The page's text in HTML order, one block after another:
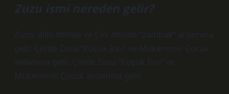
Zuzu ismi nereden gelir?
Zuzu, dilin dilinde ve Çek dilinde “zambak” anlamına
gelir. Çin’de Zuzu “Küçük İnci” ve Mükemmel Çocuk
anlamına gelir. Çin’de Zuzu “Küçük İnci” ve
Mükemmel Çocuk anlamına gelir.